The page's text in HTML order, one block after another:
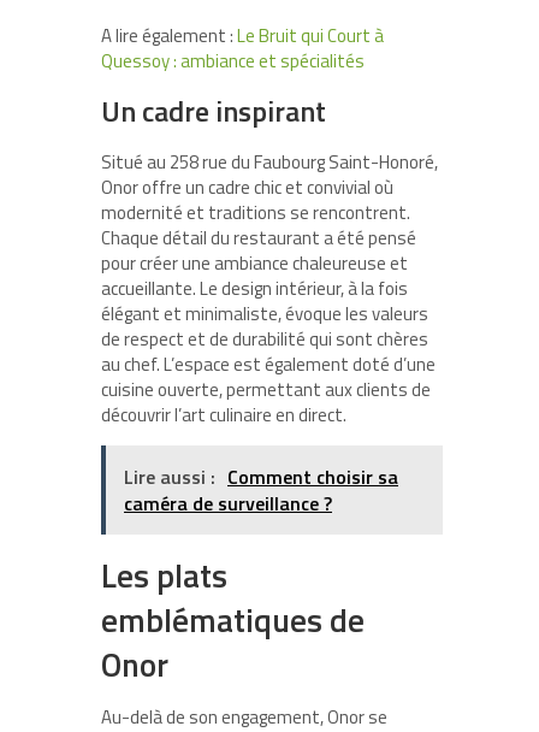
A lire également :Le Bruit qui Court à
Quessoy : ambiance et spécialités
Un cadre inspirant
Situé au 258 rue du Faubourg Saint-Honoré,
Onor offre un cadre chic et convivial où
modernité et traditions se rencontrent.
Chaque détail du restaurant a été pensé
pour créer une ambiance chaleureuse et
accueillante. Le design intérieur, à la fois
élégant et minimaliste, évoque les valeurs
de respect et de durabilité qui sont chères
au chef. L’espace est également doté d’une
cuisine ouverte, permettant aux clients de
découvrir l’art culinaire en direct.
Lire aussi : Comment choisir sa
caméra de surveillance ?
Les plats
emblématiques de
Onor
Au-delà de son engagement, Onor se